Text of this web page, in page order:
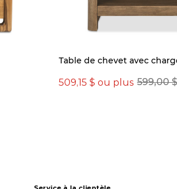
Table de chevet avec
599,00
509,15 $ ou plus